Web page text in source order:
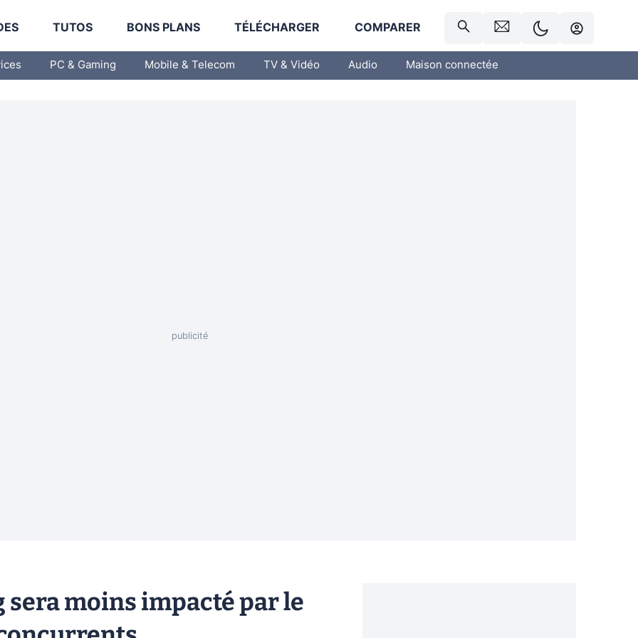
TUTOS BONS PLANS TÉLÉCHARGER COMPARER
PC & Gaming Mobile & Telecom TV & Vidéo Audio Maison connectée
sera moins impacté par le